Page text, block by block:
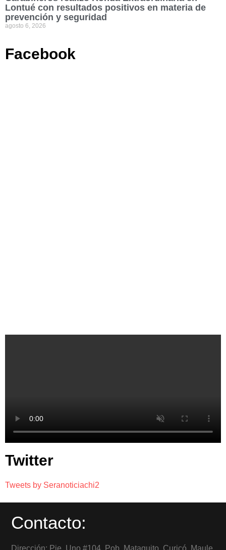
Lontué con resultados positivos en materia de
prevención y seguridad
agosto 6, 2026
Facebook
Twitter
Tweets by Seranoticiachi2
Contacto:
Dirección: Pje. Uno #104, Pob. Mataquito, Curicó, Maule,